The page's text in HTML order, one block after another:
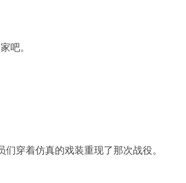
吧。
穿着仿真的戏装重现了那次战役。